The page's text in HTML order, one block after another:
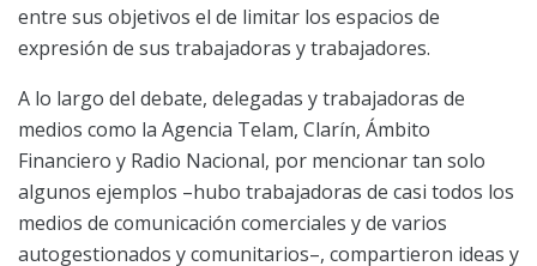
entre sus objetivos el de limitar los espacios de
expresión de sus trabajadoras y trabajadores.
A lo largo del debate, delegadas y trabajadoras de
medios como la Agencia Telam, Clarín, Ámbito
Financiero y Radio Nacional, por mencionar tan solo
algunos ejemplos –hubo trabajadoras de casi todos los
medios de comunicación comerciales y de varios
autogestionados y comunitarios–, compartieron ideas y